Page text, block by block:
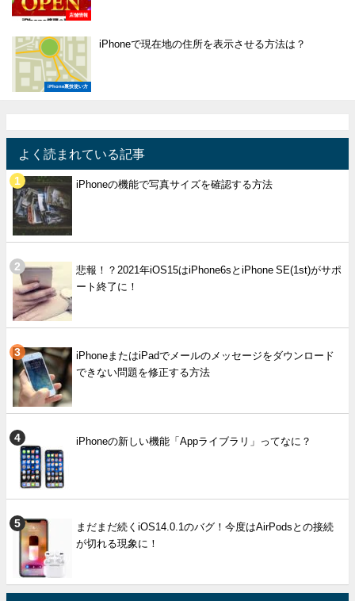
店舗情報
iPhone裏技使い方
iPhoneで現在地の住所を表示させる方法は？
よく読まれている記事
iPhoneの機能で写真サイズを確認する方法
悲報！？2021年iOS15はiPhone6sとiPhone SE(1st)がサポ
ート終了に！
iPhoneまたはiPadでメールのメッセージをダウンロード
できない問題を修正する方法
iPhoneの新しい機能「Appライブラリ」ってなに？
まだまだ続くiOS14.0.1のバグ！今度はAirPodsとの接続
が切れる現象に！